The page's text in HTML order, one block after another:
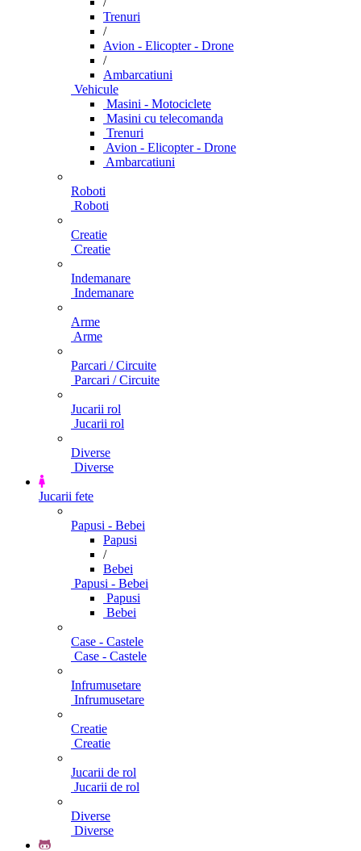
Trenuri
/
Avion - Elicopter - Drone
/
Ambarcatiuni
Vehicule
Masini - Motociclete
Masini cu telecomanda
Trenuri
Avion - Elicopter - Drone
Ambarcatiuni
Roboti
Roboti
Creatie
Creatie
Indemanare
Indemanare
Arme
Arme
Parcari / Circuite
Parcari / Circuite
Jucarii rol
Jucarii rol
Diverse
Diverse
Jucarii fete
Papusi - Bebei
Papusi
/
Bebei
Papusi - Bebei
Papusi
Bebei
Case - Castele
Case - Castele
Infrumusetare
Infrumusetare
Creatie
Creatie
Jucarii de rol
Jucarii de rol
Diverse
Diverse